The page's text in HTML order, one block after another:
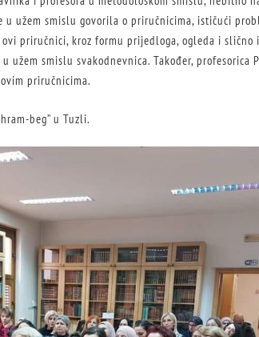
užem smislu govorila o priručnicima, ističući
priručnici, kroz formu prijedloga, ogleda i slično
užem smislu svakodnevnica. Također, profesorica
priručnicima.
beg” u Tuzli.